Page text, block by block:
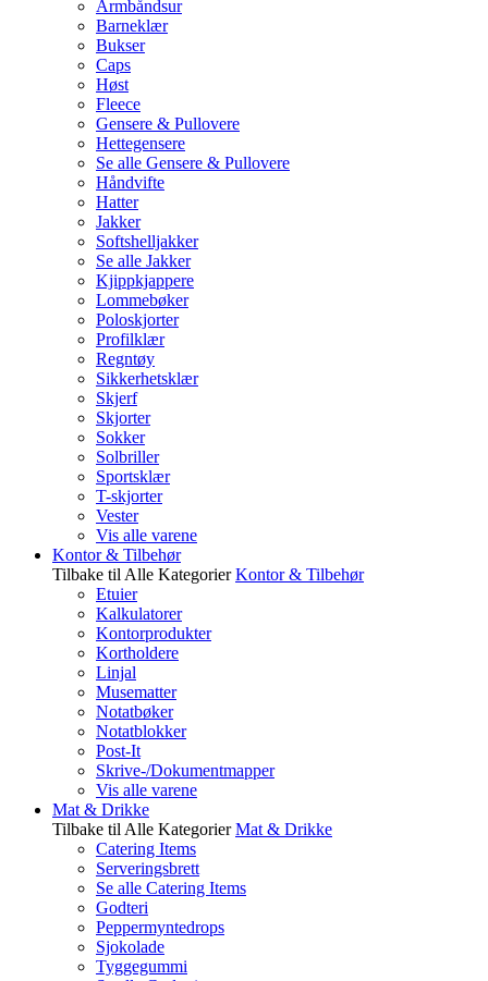
Armbåndsur
Barneklær
Bukser
Caps
Høst
Fleece
Gensere & Pullovere
Hettegensere
Se alle Gensere & Pullovere
Håndvifte
Hatter
Jakker
Softshelljakker
Se alle Jakker
Kjippkjappere
Lommebøker
Poloskjorter
Profilklær
Regntøy
Sikkerhetsklær
Skjerf
Skjorter
Sokker
Solbriller
Sportsklær
T-skjorter
Vester
Vis alle varene
Kontor & Tilbehør
Tilbake til Alle Kategorier Kontor & Tilbehør
Etuier
Kalkulatorer
Kontorprodukter
Kortholdere
Linjal
Musematter
Notatbøker
Notatblokker
Post-It
Skrive-/Dokumentmapper
Vis alle varene
Mat & Drikke
Tilbake til Alle Kategorier Mat & Drikke
Catering Items
Serveringsbrett
Se alle Catering Items
Godteri
Peppermyntedrops
Sjokolade
Tyggegummi